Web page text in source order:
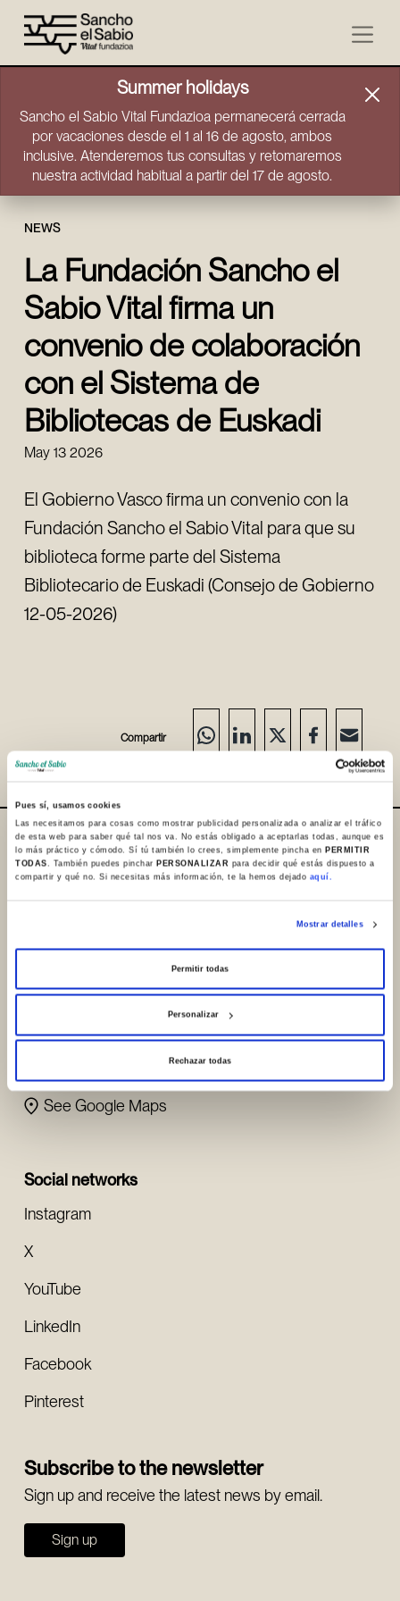
Pues sí, usamos cookies
Las necesitamos para cosas como mostrar publicidad personalizada o analizar el tráfico
de esta web para saber qué tal nos va. No estás obligado a aceptarlas todas, aunque es
lo más práctico y cómodo. Sí tú también lo crees, simplemente pincha enPERMITIR
TODAS . También puedes pincharPERSONALIZAR para decidir qué estás dispuesto a
compartir y qué no. Si necesitas más información, te la hemos dejado aquí.
Mostrar detalles
Permitir todas
Personalizar
Rechazar todas
Summer holidays
Sancho el Sabio Vital Fundazioa permanecerá cerrada
por vacaciones desde el 1 al 16 de agosto, ambos
inclusive. Atenderemos tus consultas y retomaremos
nuestra actividad habitual a partir del 17 de agosto.
NEWS
La Fundación Sancho el
Sabio Vital firma un
convenio de colaboración
con el Sistema de
Bibliotecas de Euskadi
May 13 2026
El Gobierno Vasco firma un convenio con la
Fundación Sancho el Sabio Vital para que su
biblioteca forme parte del Sistema
Bibliotecario de Euskadi (Consejo de Gobierno
12-05-2026)
Compartir
Where are we/ Contact
+34 945 253932
Contact
01013, Vitoria-Gasteiz (Spain)
See Google Maps
Social networks
Instagram
X
YouTube
LinkedIn
Facebook
Pinterest
Subscribe to the newsletter
Sign up and receive the latest news by email.
Sign up